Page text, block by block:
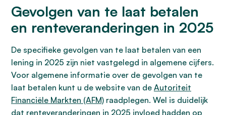
Gevolgen van te laat betalen
en renteveranderingen in 2025
De specifieke gevolgen van te laat betalen van een
lening in 2025 zijn niet vastgelegd in algemene cijfers.
Voor algemene informatie over de gevolgen van te
laat betalen kunt u de website van de Autoriteit
Financiële Markten (AFM) raadplegen. Wel is duidelijk
dat renteveranderingen in 2025 invloed hadden op